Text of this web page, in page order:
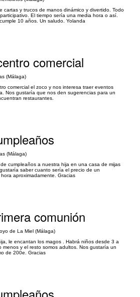
cartas y trucos de manos dinámico y divertido. Todo
El tiempo sería una media hora o así.
10 años. Un saludo. Yolanda
comercial
(Málaga)
comercial el zoco y nos interesa traer eventos
Nos gustaría que nos den sugerencias para un
restaurantes.
(Málaga)
cumpleaños a nuestra hija en una casa de mijas
saber cuanto sería el precio de un
aproximadamente. Gracias
comunión
de La Miel (Málaga)
le encantan los magos . Habrá niños desde 3 a
menos y el resto somos adultos. Nos gustaría un
de 200e. Gracias